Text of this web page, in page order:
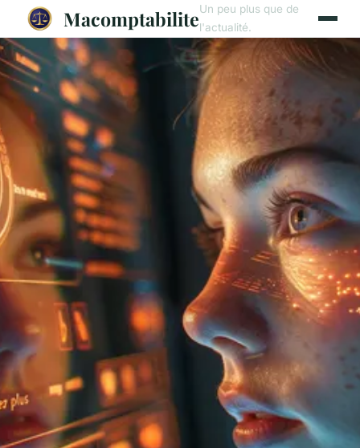
MacomptabiliteUn peu plus que de
l'actualité.